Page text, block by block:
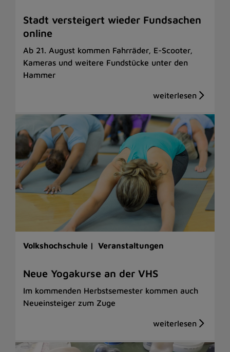
Stadt versteigert wieder Fundsachen
online
Ab 21. August kommen Fahrräder, E-Scooter,
Kameras und weitere Fundstücke unter den
Hammer
Volkshochschule | Veranstaltungen
Neue Yogakurse an der VHS
Im kommenden Herbstsemester kommen auch
Neueinsteiger zum Zuge